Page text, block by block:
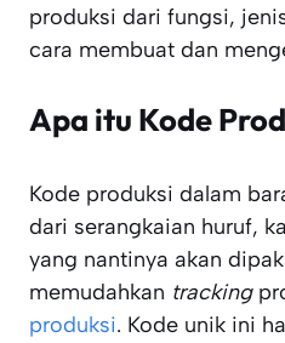
produksi dari fungsi,
cara membuat dan
Apa itu Kode
Kode produksi dalam
dari serangkaian huruf,
yang nantinya akan
memudahkan tracking
produksi. Kode unik ini